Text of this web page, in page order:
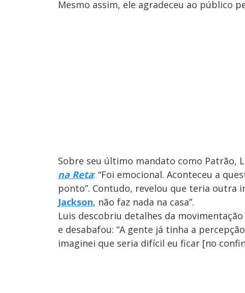
Mesmo assim, ele agradeceu ao público
Sobre seu último mandato como Patrão,
na Reta: “Foi emocional. Aconteceu a
ponto”. Contudo, revelou que teria outra
Jackson, não faz nada na casa”.
Luis descobriu detalhes da
e desabafou: “A gente já tinha a
imaginei que seria difícil eu ficar [no